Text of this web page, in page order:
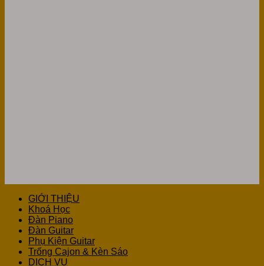
GIỚI THIỆU
Khoá Học
Đàn Piano
Đàn Guitar
Phụ Kiện Guitar
Trống Cajon & Kèn Sáo
DỊCH VỤ